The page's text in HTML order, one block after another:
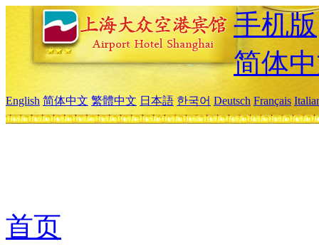
手机版
简体
English 简体中文 繁體中文 日本語 한국어 Deutsch Français
首页